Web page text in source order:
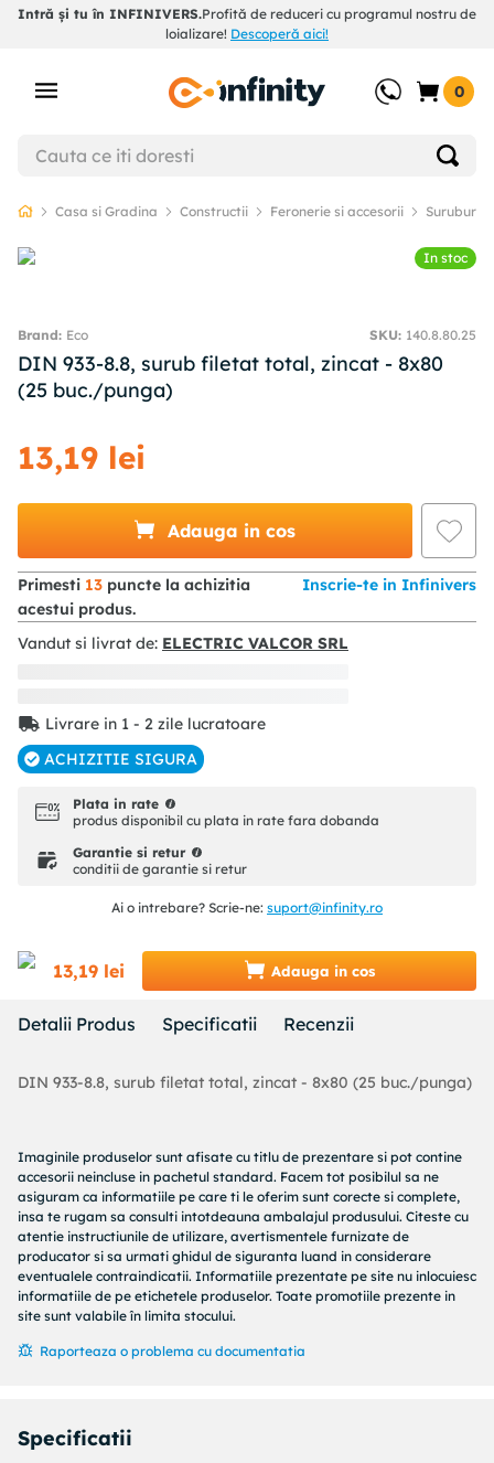
Intră și tu în INFINIVERS.Profită de reduceri cu programul nostru de
loializare! Descoperă aici!
0
Casa si Gradina Constructii Feronerie si accesorii Suruburi,
In stoc
Eco SKU: 140.8.80.25
DIN 933-8.8, surub filetat total, zincat - 8x80
(25 buc./punga)
13,19 lei
Adauga in cos
Primesti 13 puncte la achizitia
acestui produs.
Inscrie-te in Infinivers
Vandut si livrat de: ELECTRIC VALCOR SRL
Livrare in 1 - 2 zile lucratoare
ACHIZITIE SIGURA
Plata in rate
produs disponibil cu plata in rate fara dobanda
Garantie si retur
conditii de garantie si retur
Ai o intrebare? Scrie-ne: suport@infinity.ro
13,19 lei Adauga in cos
Detalii Produs Specificatii Recenzii
DIN 933-8.8, surub filetat total, zincat - 8x80 (25 buc./punga)
Imaginile produselor sunt afisate cu titlu de prezentare si pot contine
accesorii neincluse in pachetul standard. Facem tot posibilul sa ne
asiguram ca informatiile pe care ti le oferim sunt corecte si complete,
insa te rugam sa consulti intotdeauna ambalajul produsului. Citeste cu
atentie instructiunile de utilizare, avertismentele furnizate de
producator si sa urmati ghidul de siguranta luand in considerare
eventualele contraindicatii. Informatiile prezentate pe site nu inlocuiesc
informatiile de pe etichetele produselor. Toate promotiile prezente in
site sunt valabile în limita stocului.
Raporteaza o problema cu documentatia
Specificatii